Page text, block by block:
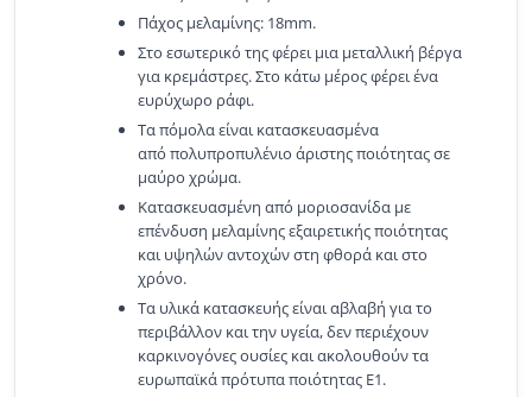
Πάχος μελαμίνης: 18mm.
Στο εσωτερικό της φέρει μια μεταλλική βέργα
για κρεμάστρες. Στο κάτω μέρος φέρει ένα
ευρύχωρο ράφι.
Τα πόμολα είναι κατασκευασμένα
από πολυπροπυλένιο άριστης ποιότητας σε
μαύρο χρώμα.
Κατασκευασμένη από μοριοσανίδα με
επένδυση μελαμίνης εξαιρετικής ποιότητας
και υψηλών αντοχών στη φθορά και στο
χρόνο.
Τα υλικά κατασκευής είναι αβλαβή για το
περιβάλλον και την υγεία, δεν περιέχουν
καρκινογόνες ουσίες και ακολουθούν τα
ευρωπαϊκά πρότυπα ποιότητας Ε1.